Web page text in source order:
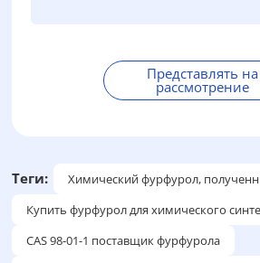
Представлять на
рассмотрение
т
р
н
Теги:
Химический фурфурол,
Купить фурфурол для химического
CAS 98-01-1 поставщик фурфурола